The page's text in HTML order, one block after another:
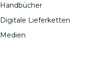
Handbücher
Digitale Lieferketten
Medien